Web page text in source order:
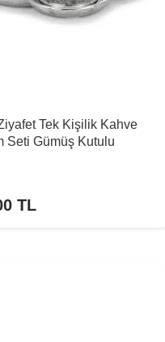
Tek Kişilik Kahve
Seti Gümüş Kutulu
TL